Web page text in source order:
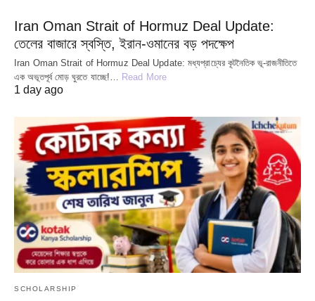
Iran Oman Strait of Hormuz Deal Update:
তেলের বাজারে স্বস্তি, ইরান-ওমানের বড় পদক্ষেপ
Iran Oman Strait of Hormuz Deal Update: মধ্যপ্রাচ্যের কূটনৈতিক ভূ-রাজনীতিতে
এক অভূতপূর্ব মোড় ঘুরতে যাচ্ছে!…
Read More
1 day ago
SCHOLARSHIP